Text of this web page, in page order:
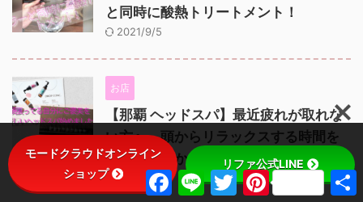
と同時に酸熱トリートメント！
2021/9/5
お店
【那覇 ヘッドスパ】最近疲れが取れな
い方へ。頭からリラックスする時間を
作りませんか？
2026/6/3 F
a
L
i
T
w
P
i
モードクラウドオンライン
ショップ
リファ公式LINE